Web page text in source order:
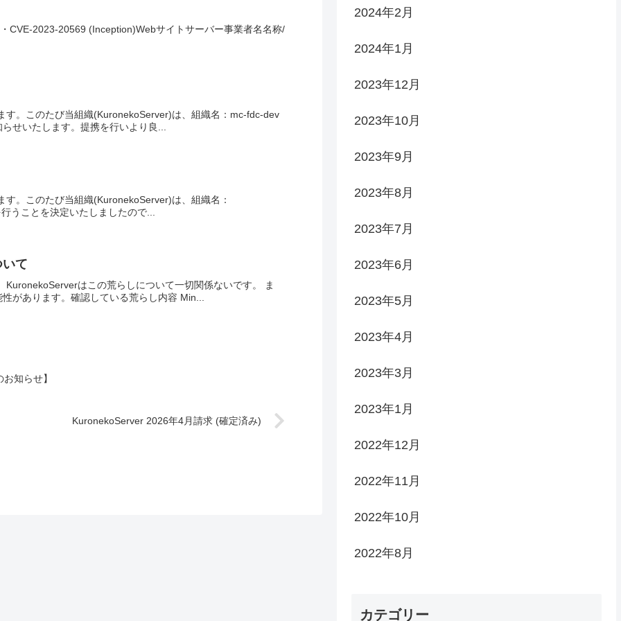
2023-20569 (Inception)Webサイトサーバー事業者名名称/
。このたび当組織(KuronekoServer)は、組織名：mc-fdc-dev
せいたします。提携を行いより良...
。このたび当組織(KuronekoServer)は、組織名：
うことを決定いたしましたので...
て
はこの荒らしについて一切関係ないです。 ま
があります。確認している荒らし内容 Min...
知らせ】
KuronekoServer 2026年4月請求 (確定済み)
2024年2月
2024年1月
2023年12月
2023年10月
2023年9月
2023年8月
2023年7月
2023年6月
2023年5月
2023年4月
2023年3月
2023年1月
2022年12月
2022年11月
2022年10月
2022年8月
カテゴリー